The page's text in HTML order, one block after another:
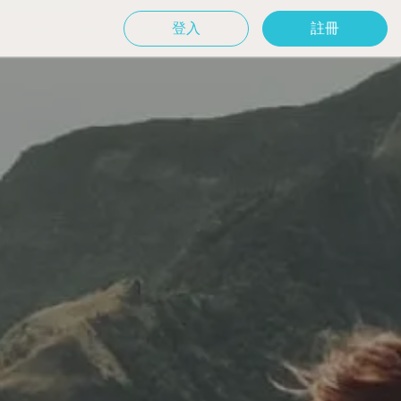
登入 註冊